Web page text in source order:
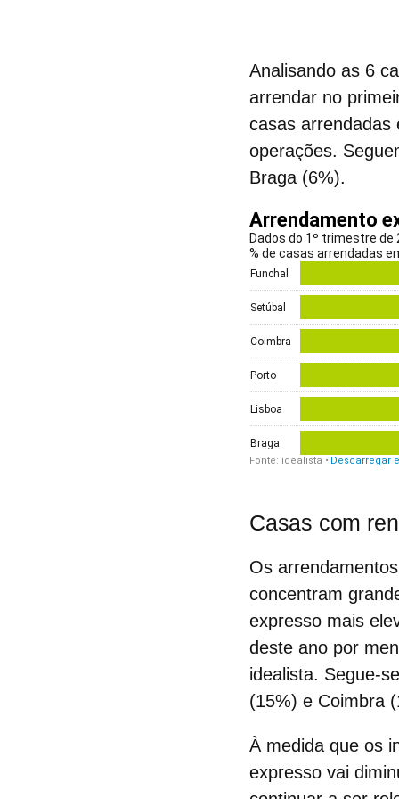
Analisando as 6
arrendar no
casas arrendadas
operações.
Braga (6%).
Casas com
Os
concentram
expresso mais
deste ano por
idealista. Segue-
(15%) e Coimbra
À medida que os
expresso vai